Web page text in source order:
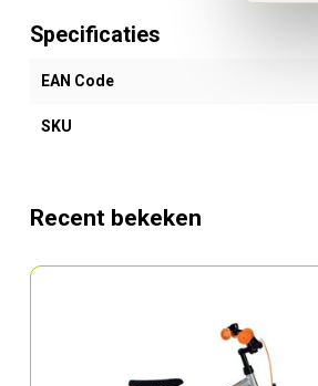
Specificaties
EAN Code
SKU
Recent bekeken